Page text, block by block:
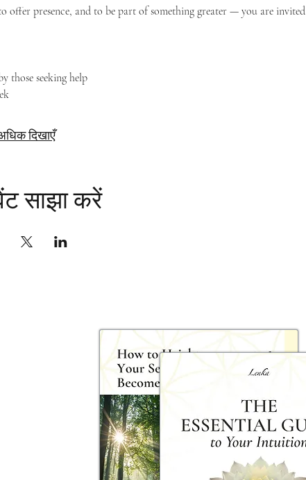
offer presence, and to be part of something greater — you are invited
those seeking help
दिखाएँ
साझा करें